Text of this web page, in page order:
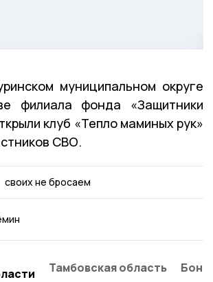
муниципальном округе
филиала фонда «Защитники
клуб «Тепло маминых рук»
СВО.
своих не бросаем
Тамбовская область